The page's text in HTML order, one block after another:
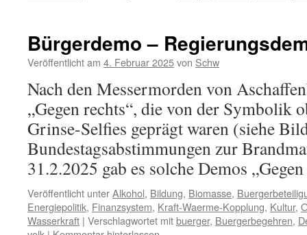
Bürgerdemo –
Veröffentlicht am 4. Februar 2025von Schw
Nach den Messermorden von
„Gegen rechts“, die von der Symbolik
Grinse-Selfies geprägt waren (siehe
Bundestagsabstimmungen zur
31.2.2025 gab es solche Demos
Veröffentlicht unterAlkohol, Bildung, Biomasse,
Energiepolitik, Finanzsystem, Kraft-Waerme-Kopplung, Kultur,
Wasserkraft | Verschlagwortet mitbuerger, Buergerbegehren,